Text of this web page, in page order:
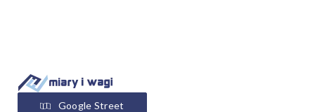
Google Street